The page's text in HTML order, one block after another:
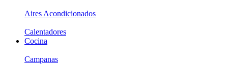
Aires Acondicionados
Calentadores
Cocina
Campanas